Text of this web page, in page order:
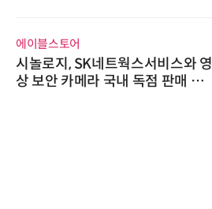
에이블스토어
시놀로지, SK네트웍스서비스와 영
상 보안 카메라 국내 독점 판매 파